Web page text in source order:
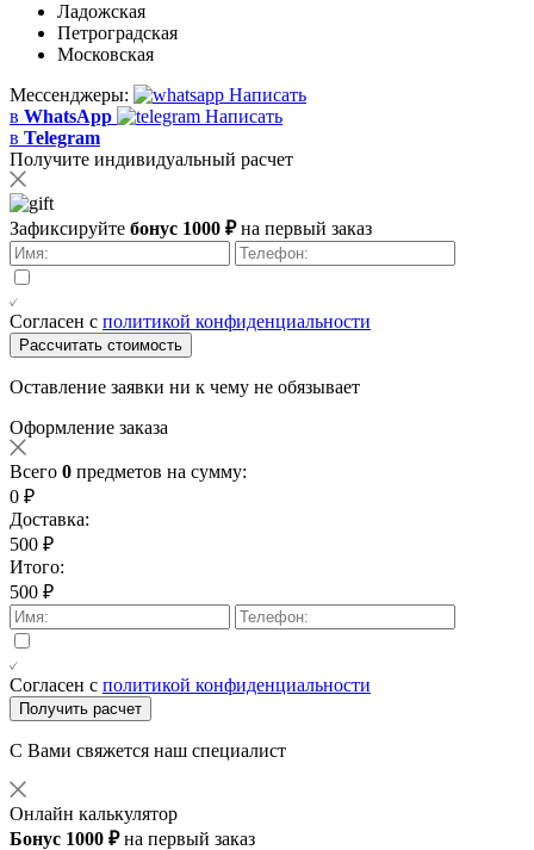
Ладожская
Петроградская
Московская
Мессенджеры:
Написать
в WhatsApp
Написать
в Telegram
Получите индивидуальный расчет
Зафиксируйте бонус 1000 ₽на первый заказ
Согласен с политикой конфиденциальности
Рассчитать стоимость
Оставление заявки ни к чему не обязывает
Оформление заказа
Всего 0 предметов на сумму:
0 ₽
Доставка:
500 ₽
Итого:
500 ₽
Согласен с политикой конфиденциальности
Получить расчет
С Вами свяжется наш специалист
Онлайн калькулятор
Бонус 1000 ₽на первый заказ